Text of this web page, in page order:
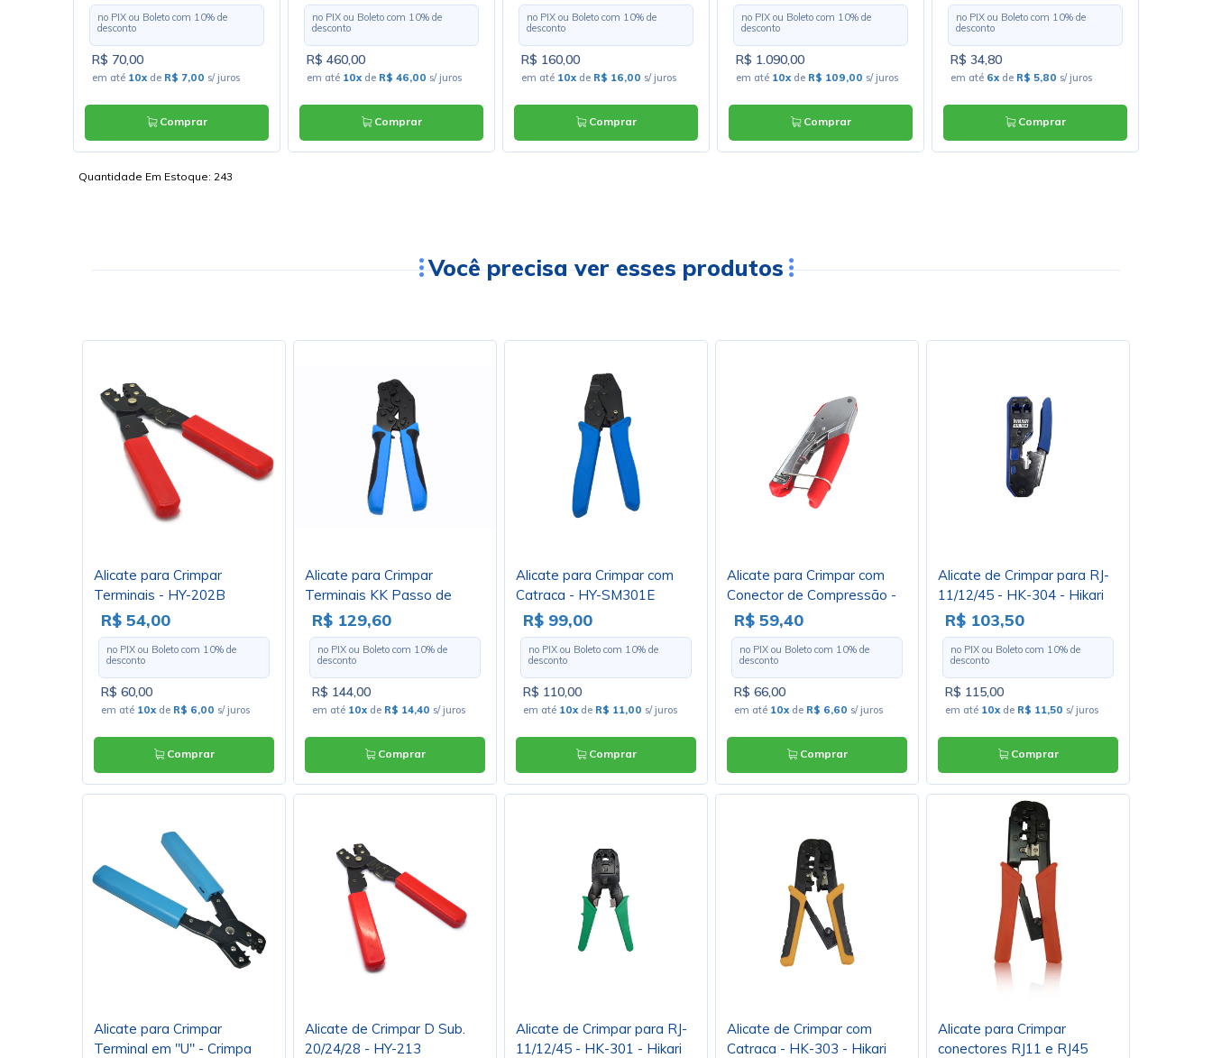
no PIX ou Boleto com 10% de
desconto
R$ 70,00
em até 10xde R$ 7,00 s/ juros
Comprar
no PIX ou Boleto com 10% de
desconto
R$ 460,00
em até 10xde R$ 46,00 s/ juros
Comprar
no PIX ou Boleto com 10% de
desconto
R$ 160,00
em até 10xde R$ 16,00 s/ juros
Comprar
no PIX ou Boleto com 10% de
desconto
R$ 1.090,00
em até 10xde R$ 109,00 s/ juros
Comprar
no PIX ou Boleto com 10% de
desconto
R$ 34,80
em até 6xde R$ 5,80 s/ juros
Comprar
Quantidade Em Estoque: 243
Você precisa ver esses produtos
Alicate para Crimpar
Terminais - HY-202B
R$ 54,00
no PIX ou Boleto com 10% de
desconto
R$ 60,00
em até 10x de R$ 6,00 s/ juros
Comprar
Alicate para Crimpar
Terminais KK Passo de
2,54mm e 3,96mm - HT-
225D
R$ 129,60
no PIX ou Boleto com 10% de
desconto
R$ 144,00
em até 10x de R$ 14,40 s/ juros
Comprar
Alicate para Crimpar com
Catraca - HY-SM301E
R$ 99,00
no PIX ou Boleto com 10% de
desconto
R$ 110,00
em até 10x de R$ 11,00 s/ juros
Comprar
Alicate para Crimpar com
Conector de Compressão -
XC-CH-518 - X-Cell
R$ 59,40
no PIX ou Boleto com 10% de
desconto
R$ 66,00
em até 10x de R$ 6,60 s/ juros
Comprar
Alicate de Crimpar para RJ-
11/12/45 - HK-304 - Hikari
R$ 103,50
no PIX ou Boleto com 10% de
desconto
R$ 115,00
em até 10x de R$ 11,50 s/ juros
Comprar
Alicate para Crimpar
Terminal em "U" - Crimpa
Alicate de Crimpar D Sub.
20/24/28 - HY-213
Alicate de Crimpar para RJ-
11/12/45 - HK-301 - Hikari
Alicate de Crimpar com
Catraca - HK-303 - Hikari
Alicate para Crimpar
conectores RJ11 e RJ45